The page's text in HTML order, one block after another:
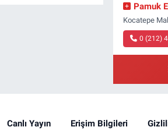
Pamuk
Kocatepe
0 (212)
Canlı Yayın Erişim Bilgileri